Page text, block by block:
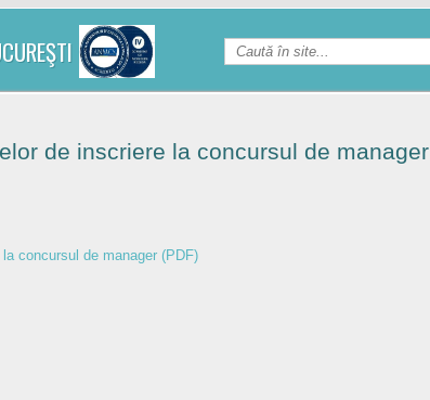
de inscriere la concursul de manager
concursul de manager (PDF)